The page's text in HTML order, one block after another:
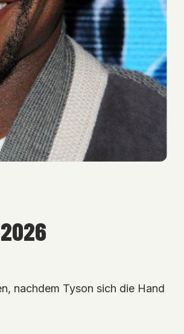
2026
nachdem Tyson sich die Hand